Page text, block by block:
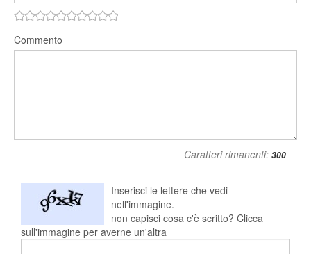
Commento
Caratteri rimanenti:
Inserisci le lettere che vedi
nell'immagine.
non capisci cosa c'è scritto? Clicca
sull'immagine per averne un'altra